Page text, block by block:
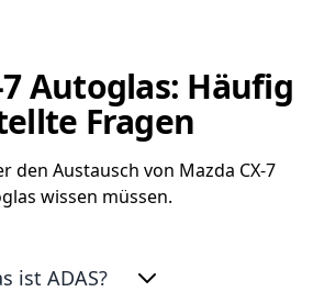
7 Autoglas: Häufig
Fragen
den Austausch von Mazda CX-7
wissen müssen.
ist ADAS?